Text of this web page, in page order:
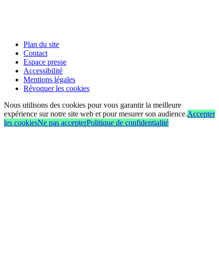
Plan du site
Contact
Espace presse
Accessibilité
Mentions légales
Révoquer les cookies
Nous utilisons des cookies pour vous garantir la meilleure
expérience sur notre site web et pour mesurer son audience.Accepter
les cookiesNe pas accepterPolitique de confidentialité